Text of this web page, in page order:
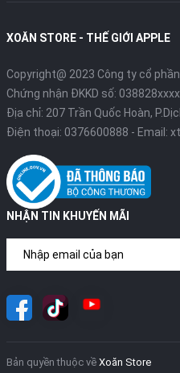
XOĂN STORE - THẾ GIỚI APPLE
Copyright@ 2023 Công ty cổ
Chứng nhận ĐKKD số:
Địa chỉ: 207 Trần Quốc Hoàn,
Điện thoại: 0376600888 - Email:
NHẬN TIN KHUYẾN MÃI
Bản quyền thuộc về Xoăn Store